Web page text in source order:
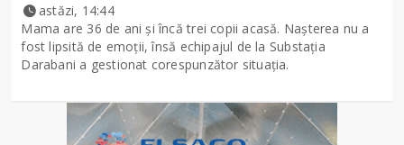
astăzi, 14:44
Mama are 36 de ani și încă trei copii acasă. Nașterea nu a
fost lipsită de emoții, însă echipajul de la Substația
Darabani a gestionat corespunzător situația.